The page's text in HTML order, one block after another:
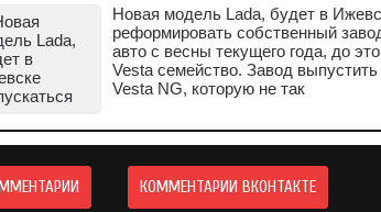
Новая модель Lada, будет в
реформировать собственный
авто с весны текущего года, до
Vesta семейство. Завод
Vesta NG, которую не так
КОММЕНТАРИИ ВКОНТАКТЕ